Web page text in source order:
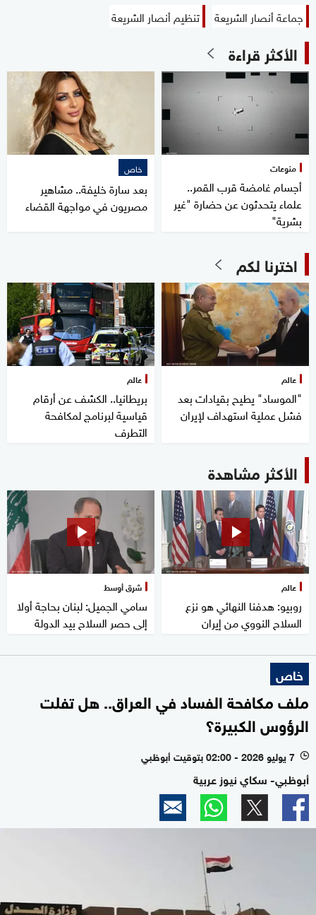
جماعة أنصار الشريعة
تنظيم أنصار الشريعة
الأكثر قراءة
منوعات
أجسام غامضة قرب القمر..
علماء يتحدثون عن حضارة "غير
بشرية"
خاص
بعد سارة خليفة.. مشاهير
مصريون في مواجهة القضاء
اخترنا لكم
عالم
"الموساد" يطيح بقيادات بعد
فشل عملية استهداف لإيران
عالم
بريطانيا.. الكشف عن أرقام
قياسية لبرنامج لمكافحة
التطرف
الأكثر مشاهدة
عالم
روبيو: هدفنا النهائي هو نزع
السلاح النووي من إيران
شرق أوسط
سامي الجميل: لبنان بحاجة أولا
إلى حصر السلاح بيد الدولة
خاص
ملف مكافحة الفساد في العراق.. هل تفلت
الرؤوس الكبيرة؟
l 7 يوليو 2026 - 02:00 بتوقيت أبوظبي
أبوظبي- سكاي نيوز عربية